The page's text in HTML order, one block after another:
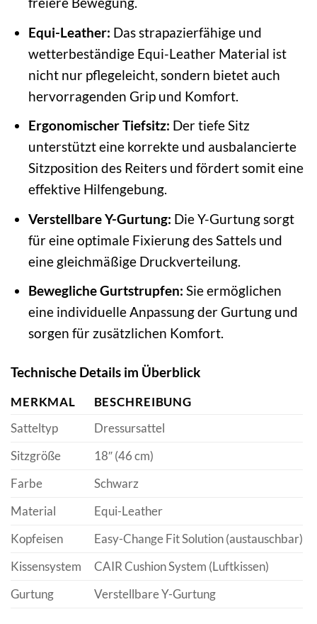
Equi-Leather: Das strapazierfähige und
wetterbeständige Equi-Leather Material ist
nicht nur pflegeleicht, sondern bietet auch
hervorragenden Grip und Komfort.
Ergonomischer Tiefsitz: Der tiefe Sitz
unterstützt eine korrekte und ausbalancierte
Sitzposition des Reiters und fördert somit eine
effektive Hilfengebung.
Verstellbare Y-Gurtung: Die Y-Gurtung sorgt
für eine optimale Fixierung des Sattels und
eine gleichmäßige Druckverteilung.
Bewegliche Gurtstrupfen: Sie ermöglichen
eine individuelle Anpassung der Gurtung und
sorgen für zusätzlichen Komfort.
Technische Details im Überblick
MERKMAL
BESCHREIBUNG
Satteltyp
Dressursattel
Sitzgröße
18″ (46 cm)
Farbe
Schwarz
Material
Equi-Leather
Kopfeisen
Easy-Change Fit Solution (austauschbar)
Kissensystem
CAIR Cushion System (Luftkissen)
Gurtung
Verstellbare Y-Gurtung